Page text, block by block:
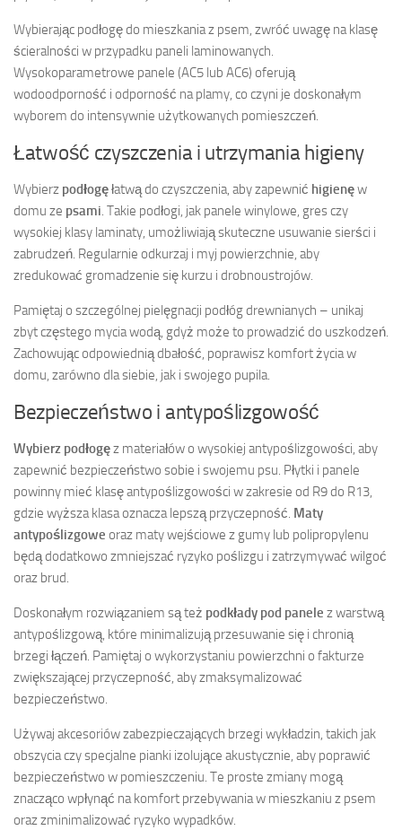
Wybierając podłogę do mieszkania z psem, zwróć uwagę na klasę
ścieralności w przypadku paneli laminowanych.
Wysokoparametrowe panele (AC5 lub AC6) oferują
wodoodporność i odporność na plamy, co czyni je doskonałym
wyborem do intensywnie użytkowanych pomieszczeń.
Łatwość czyszczenia i utrzymania higieny
Wybierz podłogęłatwą do czyszczenia, aby zapewnić higienęw
domu ze psami. Takie podłogi, jak panele winylowe, gres czy
wysokiej klasy laminaty, umożliwiają skuteczne usuwanie sierści i
zabrudzeń. Regularnie odkurzaj i myj powierzchnie, aby
zredukować gromadzenie się kurzu i drobnoustrojów.
Pamiętaj o szczególnej pielęgnacji podłóg drewnianych – unikaj
zbyt częstego mycia wodą, gdyż może to prowadzić do uszkodzeń.
Zachowując odpowiednią dbałość, poprawisz komfort życia w
domu, zarówno dla siebie, jak i swojego pupila.
Bezpieczeństwo i antypoślizgowość
Wybierz podłogęz materiałów o wysokiej antypoślizgowości, aby
zapewnić bezpieczeństwo sobie i swojemu psu. Płytki i panele
powinny mieć klasę antypoślizgowości w zakresie od R9 do R13,
gdzie wyższa klasa oznacza lepszą przyczepność. Maty
antypoślizgowe oraz maty wejściowe z gumy lub polipropylenu
będą dodatkowo zmniejszać ryzyko poślizgu i zatrzymywać wilgoć
oraz brud.
Doskonałym rozwiązaniem są też podkłady pod panele z warstwą
antypoślizgową, które minimalizują przesuwanie się i chronią
brzegi łączeń. Pamiętaj o wykorzystaniu powierzchni o fakturze
zwiększającej przyczepność, aby zmaksymalizować
bezpieczeństwo.
Używaj akcesoriów zabezpieczających brzegi wykładzin, takich jak
obszycia czy specjalne pianki izolujące akustycznie, aby poprawić
bezpieczeństwo w pomieszczeniu. Te proste zmiany mogą
znacząco wpłynąć na komfort przebywania w mieszkaniu z psem
oraz zminimalizować ryzyko wypadków.